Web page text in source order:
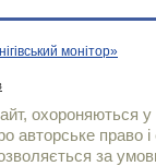
монітор»
охороняються у
авторське право і
за